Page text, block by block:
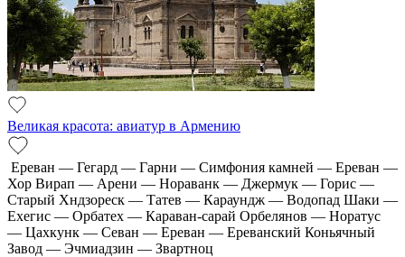
Великая красота: авиатур в Армению
Ереван — Гегард — Гарни — Симфония камней — Ереван —
Хор Вирап — Арени — Нораванк — Джермук — Горис —
Старый Хндзореск — Татев — Караундж — Водопад Шаки —
Ехегис — Орбатех — Караван-сарай Орбелянов — Норатус
— Цахкунк — Севан — Ереван — Ереванский Коньячный
Завод — Эчмиадзин — Звартноц